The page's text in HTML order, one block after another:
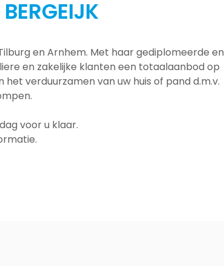
en Arnhem. Met haar gediplomeerde en
en zakelijke klanten een totaalaanbod op
het verduurzamen van uw huis of pand d.m.v.
voor u klaar.